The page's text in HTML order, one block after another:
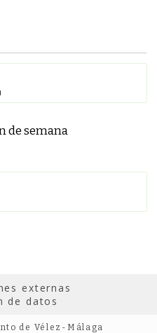
de semana
externas
de datos
de Vélez-Málaga